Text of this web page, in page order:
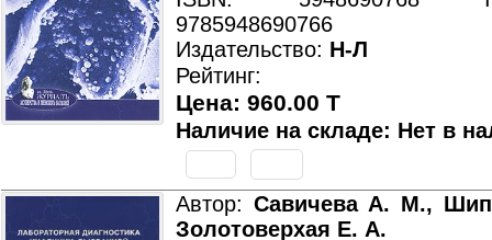
9785948690766
Издательство: Н-Л
Рейтинг:
Цена: 960.00 T
Наличие на складе: Нет в
Автор: Савичева А. М.,
Золотоверхая Е. А.